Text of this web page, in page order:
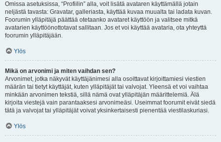
Omissa asetuksissa, “Profiilin” alla, voit lisätä avataren käyttämällä jotain
neljästä tavasta: Gravatar, galleriasta, käyttää kuvaa muualta tai ladata kuvan.
Foorumin ylläpitäjä päättää otetaanko avataret käyttöön ja valitsee mitkä
avatarien käyttöönottotavat sallitaan. Jos et voi käyttää avataria, ota yhteyttä
foorumin ylläpitäjään.
Ylös
Mikä on arvonimi ja miten vaihdan sen?
Arvonimet, jotka näkyvät käyttäjänimesi alla osoittavat kirjoittamiesi viestien
määrän tai tietyt käyttäjät, kuten ylläpitäjät tai valvojat. Yleensä et voi vaihtaa
minkään arvonimen tekstiä, sillä nämä ovat ylläpitäjän määrittelemiä. Älä
kirjoita viestejä vain parantaaksesi arvonimeäsi. Useimmat foorumit eivät siedä
tätä ja valvojat tai ylläpitäjät voivat yksinkertaisesti pienentää viestilaskuriasi.
Ylös